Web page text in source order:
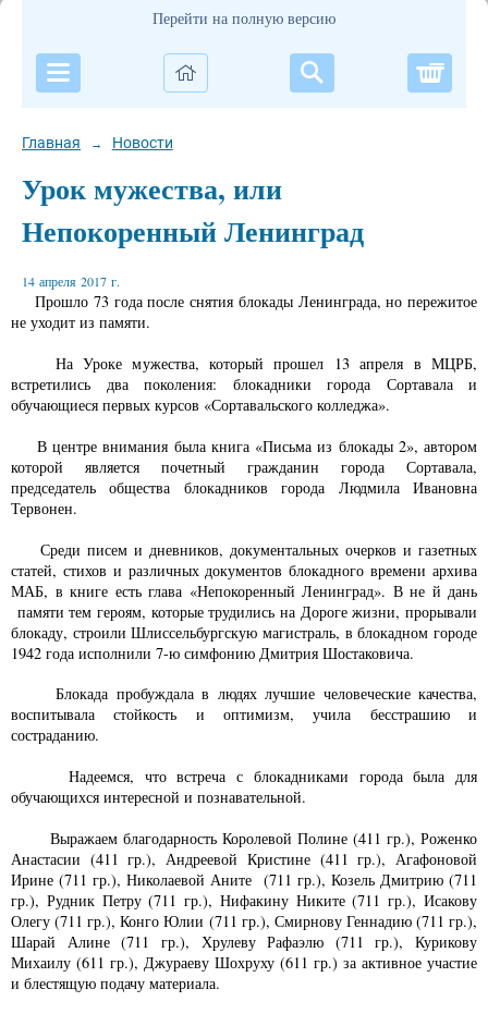
Перейти на полную версию
Главная → Новости
Урок мужества, или
Непокоренный Ленинград
14 апреля 2017 г.
Прошло 73 года после снятия блокады Ленинграда, но пережитое
не уходит из памяти.
На Уроке мужества, который прошел 13 апреля в МЦРБ,
встретились два поколения: блокадники города Сортавала и
обучающиеся первых курсов «Сортавальского колледжа».
В центре внимания была книга «Письма из блокады 2», автором
которой является почетный гражданин города Сортавала,
председатель общества блокадников города Людмила Ивановна
Тервонен.
Среди писем и дневников, документальных очерков и газетных
статей, стихов и различных документов блокадного времени архива
МАБ, в книге есть глава «Непокоренный Ленинград». В не й дань
памяти тем героям, которые трудились на Дороге жизни, прорывали
блокаду, строили Шлиссельбургскую магистраль, в блокадном городе
1942 года исполнили 7-ю симфонию Дмитрия Шостаковича.
Блокада пробуждала в людях лучшие человеческие качества,
воспитывала стойкость и оптимизм, учила бесстрашию и
состраданию.
Надеемся, что встреча с блокадниками города была для
обучающихся интересной и познавательной.
Выражаем благодарность Королевой Полине (411 гр.), Роженко
Анастасии (411 гр.), Андреевой Кристине (411 гр.), Агафоновой
Ирине (711 гр.), Николаевой Аните (711 гр.), Козель Дмитрию (711
гр.), Рудник Петру (711 гр.), Нифакину Никите (711 гр.), Исакову
Олегу (711 гр.), Конго Юлии (711 гр.), Смирнову Геннадию (711 гр.),
Шарай Алине (711 гр.), Хрулеву Рафаэлю (711 гр.), Курикову
Михаилу (611 гр.), Джураеву Шохруху (611 гр.) за активное участие
и блестящую подачу материала.